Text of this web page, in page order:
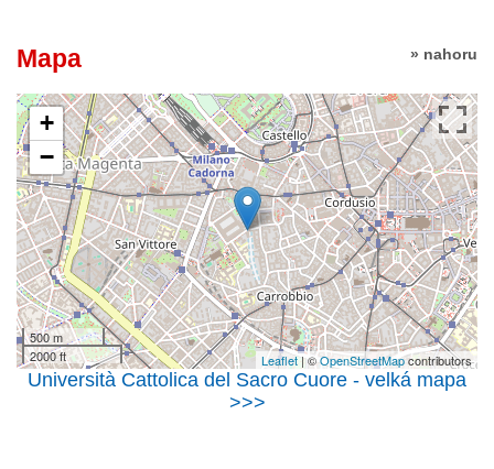
» nahoru
Mapa
+
−
500 m
2000 ft
Leaflet| ©OpenStreetMapcontributors
Università Cattolica del Sacro Cuore - velká mapa
>>>